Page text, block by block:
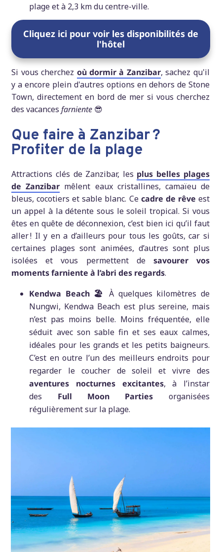
plage et à 2,3 km du centre-ville.
Cliquez ici pour voir les disponibilités de
l'hôtel
Si vous cherchez où dormir à Zanzibar, sachez qu'il
y a encore plein d'autres options en dehors de Stone
Town, directement en bord de mer si vous cherchez
des vacances farniente 😎
Que faire à Zanzibar ?
Profiter de la plage
Attractions clés de Zanzibar, les plus belles plages
de Zanzibar mêlent eaux cristallines, camaïeu de
bleus, cocotiers et sable blanc. Ce cadre de rêve est
un appel à la détente sous le soleil tropical. Si vous
êtes en quête de déconnexion, c’est bien ici qu’il faut
aller ! Il y en a d’ailleurs pour tous les goûts, car si
certaines plages sont animées, d’autres sont plus
isolées et vous permettent de savourer vos
moments farniente à l’abri des regards.
Kendwa Beach 🏖️À quelques kilomètres de
Nungwi, Kendwa Beach est plus sereine, mais
n’est pas moins belle. Moins fréquentée, elle
séduit avec son sable fin et ses eaux calmes,
idéales pour les grands et les petits baigneurs.
C’est en outre l’un des meilleurs endroits pour
regarder le coucher de soleil et vivre des
aventures nocturnes excitantes, à l’instar
des Full Moon Parties organisées
régulièrement sur la plage.